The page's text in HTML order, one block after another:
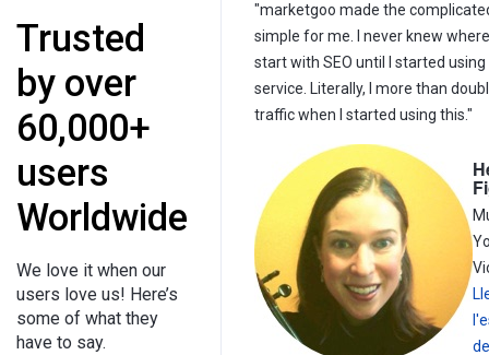
Trusted
by over
60,000+
users
Worldwide
We love it when our
users love us! Here’s
some of what they
have to say.
"marketgoo made the
simple for me. I never knew
start with SEO until I started
service. Literally, I more than
traffic when I started using this."